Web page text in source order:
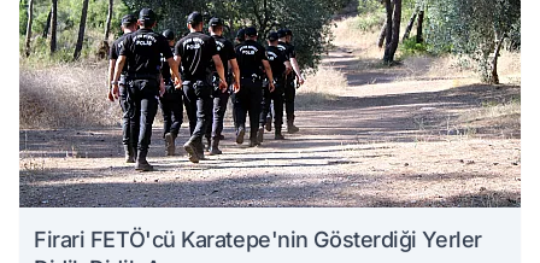
Firari FETÖ'cü Karatepe'nin Gösterdiği Yerler